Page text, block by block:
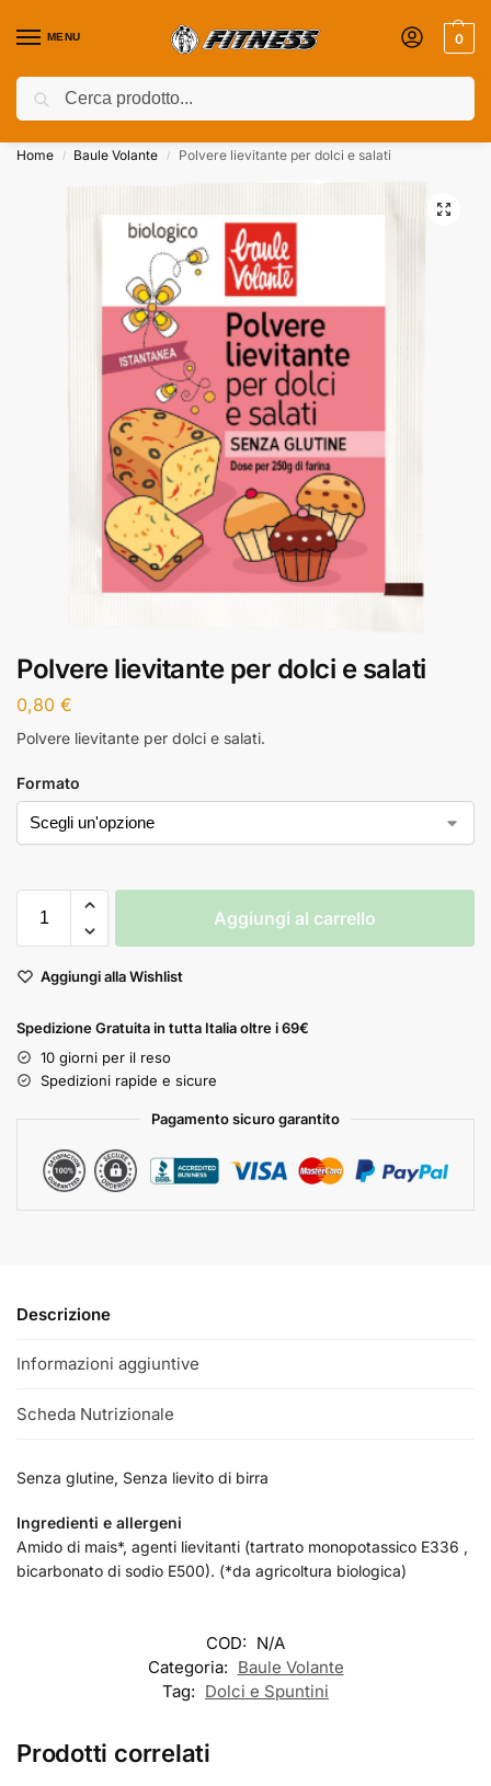
MENU 0
Coupon attivi ⚡ Aggiungili nel Carrello!
Home / Baule Volante / Polvere lievitante per dolci e salati
Polvere lievitante per dolci e salati
0,80 €
Polvere lievitante per dolci e salati.
Formato
Aggiungi al carrello
Aggiungi alla Wishlist
Spedizione Gratuita in tutta Italia oltre i 69€
10 giorni per il reso
Spedizioni rapide e sicure
Pagamento sicuro garantito
Descrizione
Informazioni aggiuntive
Scheda Nutrizionale
Senza glutine, Senza lievito di birra
Ingredienti e allergeni
Amido di mais*, agenti lievitanti (tartrato monopotassico E336 ,
bicarbonato di sodio E500). (*da agricoltura biologica)
COD: N/A
Categoria: Baule Volante
Tag: Dolci e Spuntini
Prodotti correlati